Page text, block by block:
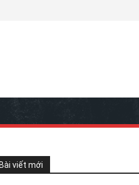
Bài viết mới